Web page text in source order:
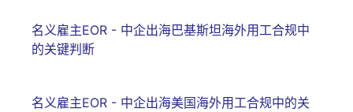
名义雇主EOR - 中企出海巴基斯坦海外用工合规中
的关键判断
名义雇主EOR - 中企出海美国海外用工合规中的关